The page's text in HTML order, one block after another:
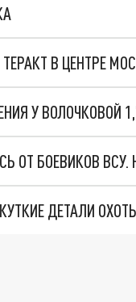
В ЦЕНТРЕ
У ВОЛОЧКОВОЙ
ОТ БОЕВИКОВ